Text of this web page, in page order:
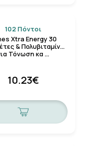
102 Πόντοι
Xtra Energy 30
& Πολυβιταμίνες
Τόνωση κα …
10.23€